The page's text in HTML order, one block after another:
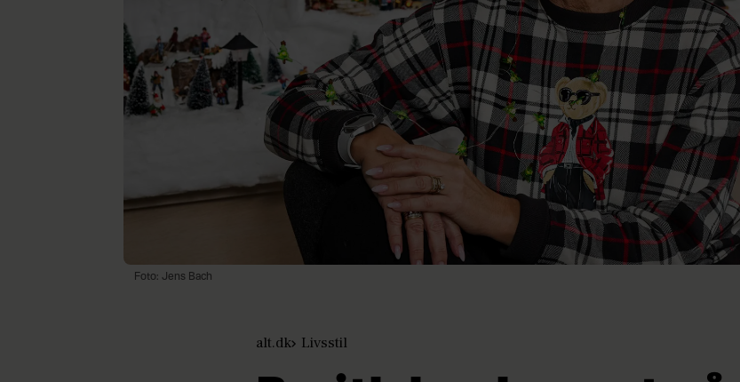
Foto: Jens Bach
alt.dk Livsstil